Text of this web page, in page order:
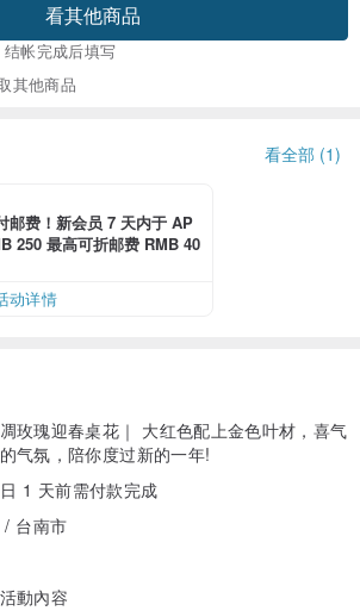
看其他商品
结帐完成后填写
其他商品
看全部 (1)
邮费！新会员 7 天内于 AP
250 最高可折邮费 RMB 40
动详情
凋玫瑰迎春桌花｜ 大红色配上金色叶材，喜气
气氛，陪你度过新的一年!
1 天前需付款完成
/ 台南市
動內容